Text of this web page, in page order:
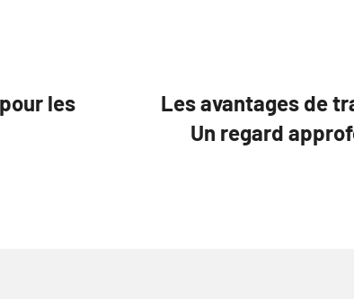
les
Les avantages de
Un regard